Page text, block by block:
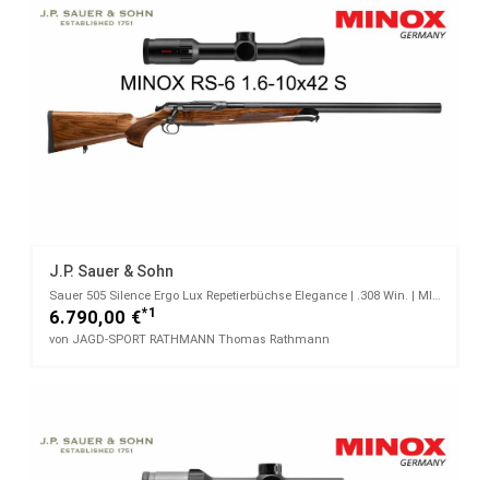
J.P. Sauer & Sohn
Sauer 505 Silence Ergo Lux Repetierbüchse Elegance | .308 Win. | MINOX RS-6 1.6 - 10 x 42 S
6.790,00 €*1
von JAGD-SPORT RATHMANN Thomas Rathmann